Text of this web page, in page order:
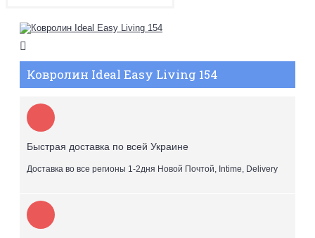
Ковролин Ideal Easy Living 154
Быстрая доставка по всей Украине
Доставка во все регионы 1-2дня Новой Почтой, Intime, Delivery